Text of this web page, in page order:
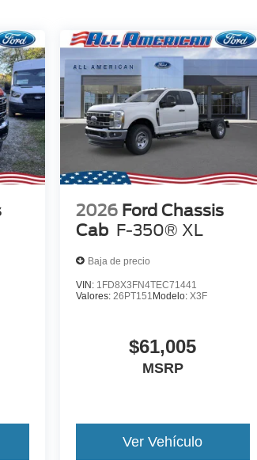
2026 Ford Chassis
Cab F-350® XL
Baja de precio
VIN: 1FD8X3FN4TEC71441
Valores: 26PT151 Modelo: X3F
$61,005
MSRP
Ver Vehículo